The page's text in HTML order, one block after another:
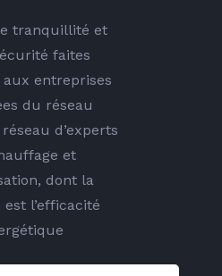
tranquillité et
faites
entreprises
du réseau
d’experts
et
dont la
l’efficacité